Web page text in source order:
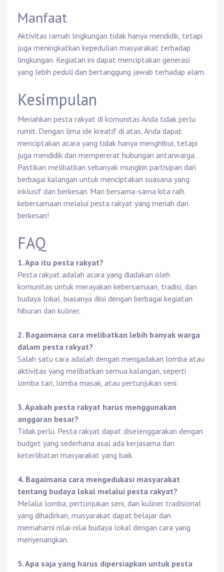
Manfaat
Aktivitas ramah lingkungan tidak hanya mendidik, tetapi
juga meningkatkan kepedulian masyarakat terhadap
lingkungan. Kegiatan ini dapat menciptakan generasi
yang lebih peduli dan bertanggung jawab terhadap alam.
Kesimpulan
Meriahkan pesta rakyat di komunitas Anda tidak perlu
rumit. Dengan lima ide kreatif di atas, Anda dapat
menciptakan acara yang tidak hanya menghibur, tetapi
juga mendidik dan mempererat hubungan antarwarga.
Pastikan melibatkan sebanyak mungkin partisipan dari
berbagai kalangan untuk menciptakan suasana yang
inklusif dan berkesan. Mari bersama-sama kita raih
kebersamaan melalui pesta rakyat yang meriah dan
berkesan!
FAQ
1. Apa itu pesta rakyat?
Pesta rakyat adalah acara yang diadakan oleh
komunitas untuk merayakan kebersamaan, tradisi, dan
budaya lokal, biasanya diisi dengan berbagai kegiatan
hiburan dan kuliner.
2. Bagaimana cara melibatkan lebih banyak warga
dalam pesta rakyat?
Salah satu cara adalah dengan mengadakan lomba atau
aktivitas yang melibatkan semua kalangan, seperti
lomba tari, lomba masak, atau pertunjukan seni.
3. Apakah pesta rakyat harus menggunakan
anggaran besar?
Tidak perlu. Pesta rakyat dapat diselenggarakan dengan
budget yang sederhana asal ada kerjasama dan
keterlibatan masyarakat yang baik.
4. Bagaimana cara mengedukasi masyarakat
tentang budaya lokal melalui pesta rakyat?
Melalui lomba, pertunjukan seni, dan kuliner tradisional
yang dihadirkan, masyarakat dapat belajar dan
memahami nilai-nilai budaya lokal dengan cara yang
menyenangkan.
5. Apa saja yang harus dipersiapkan untuk pesta